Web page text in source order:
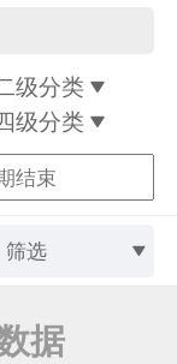
级分类
级分类
筛选
据